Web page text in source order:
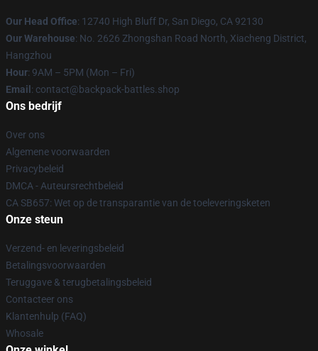
Our Head Office: 12740 High Bluff Dr, San Diego, CA 92130
Our Warehouse: No. 2626 Zhongshan Road North, Xiacheng District,
Hangzhou
Hour: 9AM – 5PM (Mon – Fri)
Email : contact@backpack-battles.shop
Ons bedrijf
Over ons
Algemene voorwaarden
Privacybeleid
DMCA - Auteursrechtbeleid
CA SB657: Wet op de transparantie van de toeleveringsketen
Onze steun
Verzend- en leveringsbeleid
Betalingsvoorwaarden
Teruggave & terugbetalingsbeleid
Contacteer ons
Klantenhulp (FAQ)
Whosale